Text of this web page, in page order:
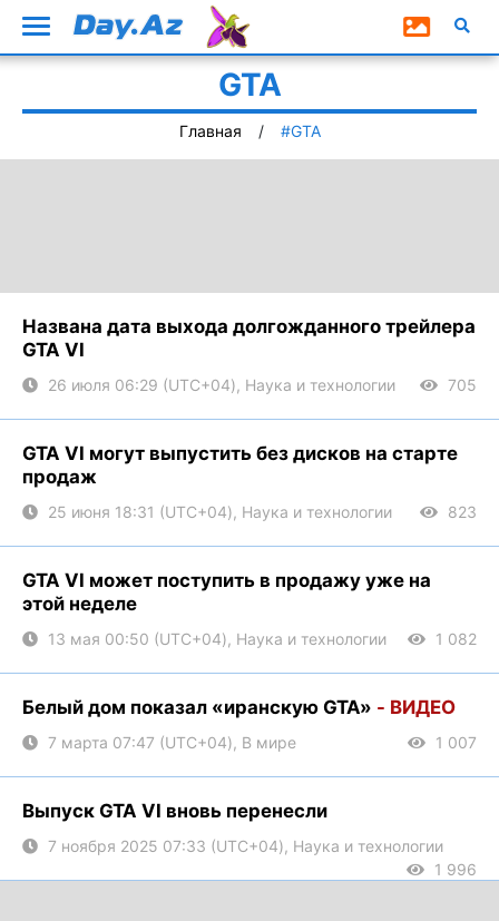
GTA
Главная #GTA
Названа дата выхода долгожданного трейлера
GTA VI
26 июля 06:29 (UTC+04), Наука и технологии 705
GTA VI могут выпустить без дисков на старте
продаж
25 июня 18:31 (UTC+04), Наука и технологии 823
GTA VI может поступить в продажу уже на
этой неделе
13 мая 00:50 (UTC+04), Наука и технологии 1 082
Белый дом показал «иранскую GTA» - ВИДЕО
7 марта 07:47 (UTC+04), В мире 1 007
Выпуск GTA VI вновь перенесли
7 ноября 2025 07:33 (UTC+04), Наука и технологии
1 996